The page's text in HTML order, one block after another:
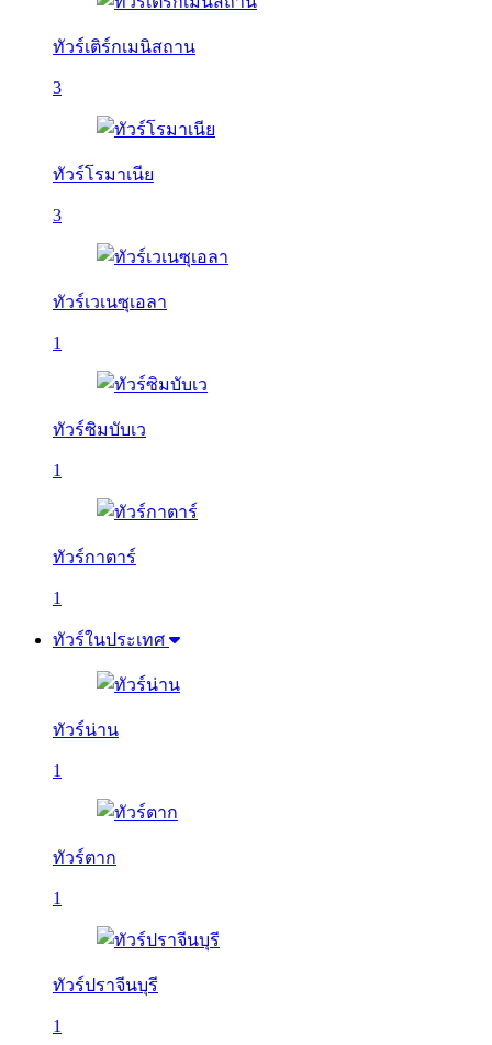
ทัวร์เติร์กเมนิสถาน
3
ทัวร์โรมาเนีย
3
ทัวร์เวเนซุเอลา
1
ทัวร์ซิมบับเว
1
ทัวร์กาตาร์
1
ทัวร์ในประเทศ
ทัวร์น่าน
1
ทัวร์ตาก
1
ทัวร์ปราจีนบุรี
1